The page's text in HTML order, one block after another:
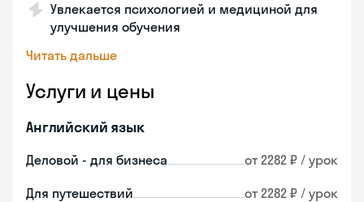
Увлекается психологией и медициной для
улучшения обучения
Читать дальше
Услуги и цены
Английский язык
Деловой - для бизнеса от 2282 ₽ / урок
Для путешествий от 2282 ₽ / урок